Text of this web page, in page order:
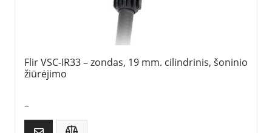
Flir VSC-IR33 – zondas, 19 mm. cilindrinis, šoninio
žiūrėjimo
–